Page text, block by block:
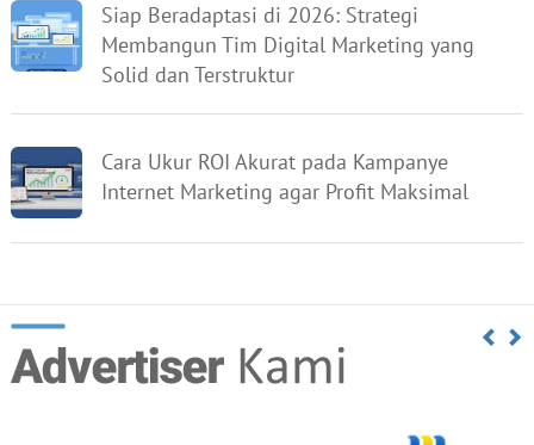
Siap Beradaptasi di 2026: Strategi
Membangun Tim Digital Marketing yang
Solid dan Terstruktur
Cara Ukur ROI Akurat pada Kampanye
Internet Marketing agar Profit Maksimal